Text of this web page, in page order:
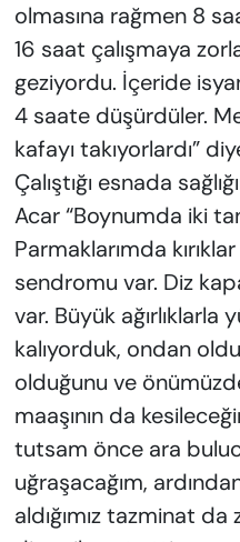
olmasına rağmen 8
16 saat çalışmaya
geziyordu. İçeride
4 saate düşürdüler.
kafayı takıyorlardı”
Çalıştığı esnada
Acar “Boynumda iki
Parmaklarımda
sendromu var. Diz
var. Büyük ağırlıklarla
kalıyorduk, ondan
olduğunu ve
maaşının da
tutsam önce ara
uğraşacağım,
aldığımız tazminat